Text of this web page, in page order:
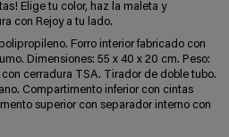
Elige tu color, haz la maleta y
con Rejoy a tu lado.
Forro interior fabricado con
Dimensiones: 55 x 40 x 20 cm. Peso:
cerradura TSA. Tirador de doble tubo.
Compartimento inferior con cintas
superior con separador interno con